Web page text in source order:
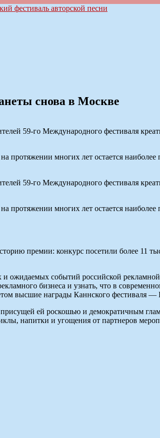
снова в Москве
59-го Международного фестиваля
многих лет остается наиболее
59-го Международного фестиваля
многих лет остается наиболее
премии: конкурс посетили более 11
ожидаемых событий российской
бизнеса и узнать, что в
высшие награды Каннского фестиваля
ей роскошью и демократичным
напитки и угощения от партнеров